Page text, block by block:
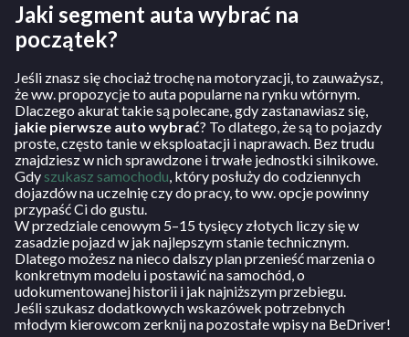
Jaki segment auta wybrać na
początek?
Jeśli znasz się chociaż trochę na motoryzacji, to zauważysz,
że ww. propozycje to auta popularne na rynku wtórnym.
Dlaczego akurat takie są polecane, gdy zastanawiasz się,
jakie pierwsze auto wybrać? To dlatego, że są to pojazdy
proste, często tanie w eksploatacji i naprawach. Bez trudu
znajdziesz w nich sprawdzone i trwałe jednostki silnikowe.
Gdyszukasz samochodu, który posłuży do codziennych
dojazdów na uczelnię czy do pracy, to ww. opcje powinny
przypaść Ci do gustu.
W przedziale cenowym 5–15 tysięcy złotych liczy się w
zasadzie pojazd w jak najlepszym stanie technicznym.
Dlatego możesz na nieco dalszy plan przenieść marzenia o
konkretnym modelu i postawić na samochód, o
udokumentowanej historii i jak najniższym przebiegu.
Jeśli szukasz dodatkowych wskazówek potrzebnych
młodym kierowcom zerknij na pozostałe wpisy na BeDriver!